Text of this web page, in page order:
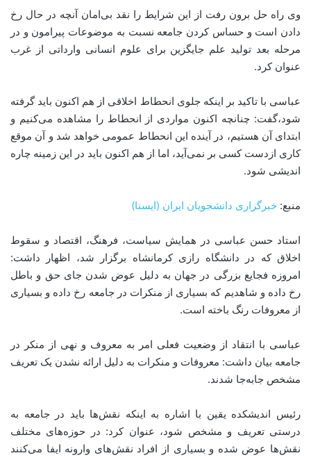
وی راه حل برون رفت از این شرایط را نقد بی‌امان آنچه در حال رخ
دادن است و حساس کردن جامعه نسبت به موضوعات پیرامون و در
مرحله بعد تولید علم جایگزین برای علوم انسانی وارداتی از غرب
عنوان کرد.
عباسی با تاکید بر اینکه جلوی انحطاط اخلاقی از هم اکنون باید گرفته
شود،گفت: چنانچه اکنون مواردی از انحطاط را مشاهده می‌کنیم و
ابتدای آن هستیم، در آینده این انحطاط عمومی خواهد شد و آن موقع
کاری ازدست کسی بر نمی‌آید، اما از هم اکنون باید در این زمینه چاره
اندیشی شود.
منبع: خبرگزاری دانشجویان ایران (ایسنا)
استاد حسن عباسی در همایش سیاست، فرهنگ، اقتصاد و سقوط
اخلاق که در دانشگاه رازی کرمانشاه برگزار شد، اظهار داشت:
امروزه فجایع بزرگی در جهان به دلیل عوض شدن جای حق و باطل
رخ داده و شاهدیم که بسیاری از منکرات در جامعه رخ داده و بسیاری
از معروفات رنگ باخته است.
عباسی با انتقاد از وضعیت فعلی امر به معروف و نهی از منکر در
جامعه بیان داشت: معروفات و منکرات به دلیل ارائه نشدن یک تعریف
مشخص جابه‌جا شدند.
رئیس اندیشکده یقین با اشاره به اینکه نقش‌ها باید در جامعه به
درستی تعریف و مشخص شود، عنوان کرد: در حوزه‌های مختلف
نقش‌ها عوض شده و بسیاری از افراد نقش‌های وارونه ایفا می‌کنند